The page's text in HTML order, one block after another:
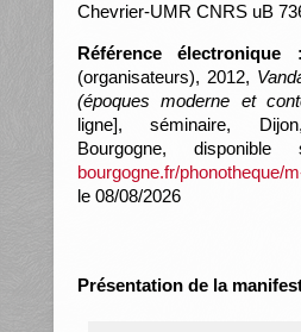
Chevrier-UMR CNRS uB
Référence électronique :
(organisateurs), 2012,
(époques moderne et
ligne], séminaire,
Bourgogne,
bourgogne.fr/phonotheque/
le 08/08/2026
Présentation de la